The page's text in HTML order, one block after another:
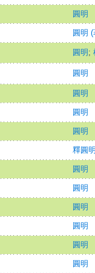
圓明
圓明 (
圓明 ;
圓明
圓明
圓明
圓明
釋圓
圓明
圓明
圓明
圓明
圓明
圓明